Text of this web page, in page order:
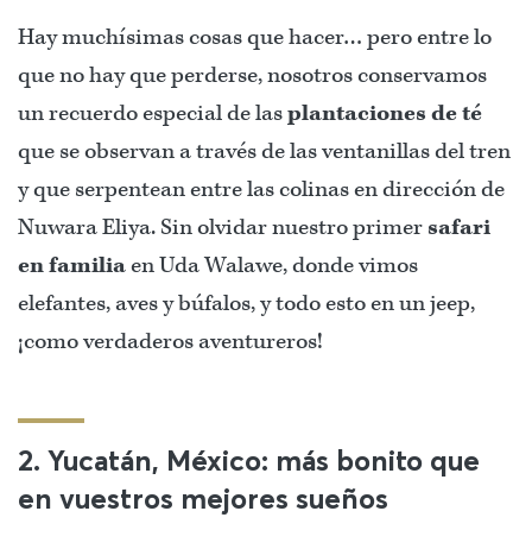
Hay muchísimas cosas que hacer… pero entre lo
que no hay que perderse, nosotros conservamos
un recuerdo especial de lasplantaciones de té
que se observan a través de las ventanillas del tren
y que serpentean entre las colinas en dirección de
Nuwara Eliya. Sin olvidar nuestro primer safari
en familiaen Uda Walawe, donde vimos
elefantes, aves y búfalos, y todo esto en un jeep,
¡como verdaderos aventureros!
2. Yucatán, México: más bonito que
en vuestros mejores sueños